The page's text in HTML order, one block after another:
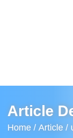
Article
Home /Article /